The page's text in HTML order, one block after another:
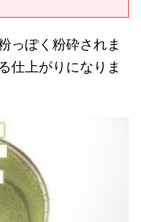
っぽく粉砕されま
仕上がりになりま